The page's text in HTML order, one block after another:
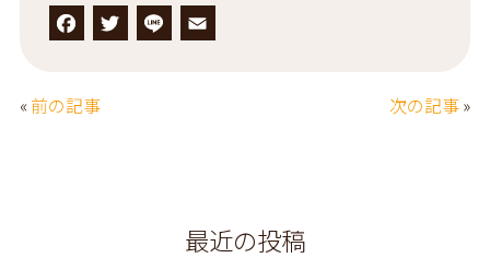
F
c
T L
«前の記事 次の記事»
最近の投稿